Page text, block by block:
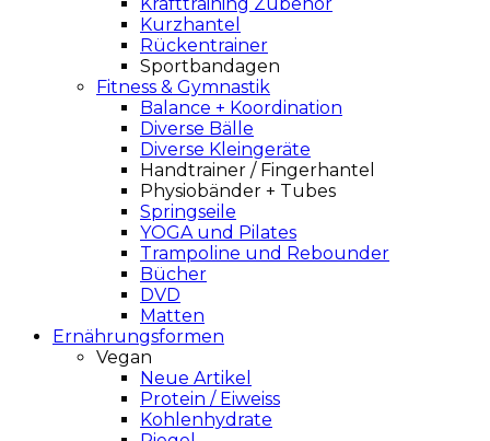
Kurzhantel
Rückentrainer
Sportbandagen
Fitness & Gymnastik
Balance + Koordination
Diverse Bälle
Diverse Kleingeräte
Handtrainer / Fingerhantel
Physiobänder + Tubes
Springseile
YOGA und Pilates
Trampoline und Rebounder
Bücher
DVD
Matten
Ernährungsformen
Vegan
Neue Artikel
Protein / Eiweiss
Kohlenhydrate